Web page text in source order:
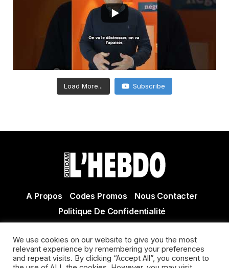
Load More... Subscribe
A Propos Codes Promos
Nous Contacter
Politique De Confidentialité
Actualité Agen - Actualité en lot et Garonne - Actualité
Villeneuve sur Lot
We use cookies on our website to give you the most
relevant experience by remembering your preferences
and repeat visits. By clicking “Accept All”, you consent to